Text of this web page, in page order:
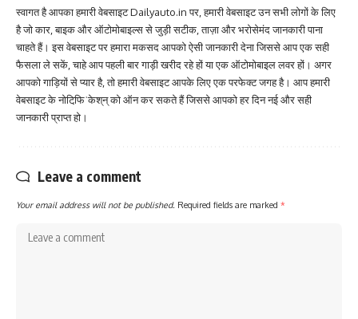
स्वागत है आपका हमारी वेबसाइट Dailyauto.in पर, हमारी वेबसाइट उन सभी लोगों के लिए
है जो कार, बाइक और ऑटोमोबाइल्स से जुड़ी सटीक, ताज़ा और भरोसेमंद जानकारी पाना
चाहते हैं। इस वेबसाइट पर हमारा मकसद आपको ऐसी जानकारी देना जिससे आप एक सही
फैसला ले सकें, चाहे आप पहली बार गाड़ी खरीद रहे हों या एक ऑटोमोबाइल लवर हों। अगर
आपको गाड़ियों से प्यार है, तो हमारी वेबसाइट आपके लिए एक परफेक्ट जगह है। आप हमारी
वेबसाइट के नोटिफि़ˈकेश्‌न्‌ को ऑन कर सकते हैं जिससे आपको हर दिन नई और सही
जानकारी प्राप्त हो।
Leave a comment
Your email address will not be published. Required fields are marked *